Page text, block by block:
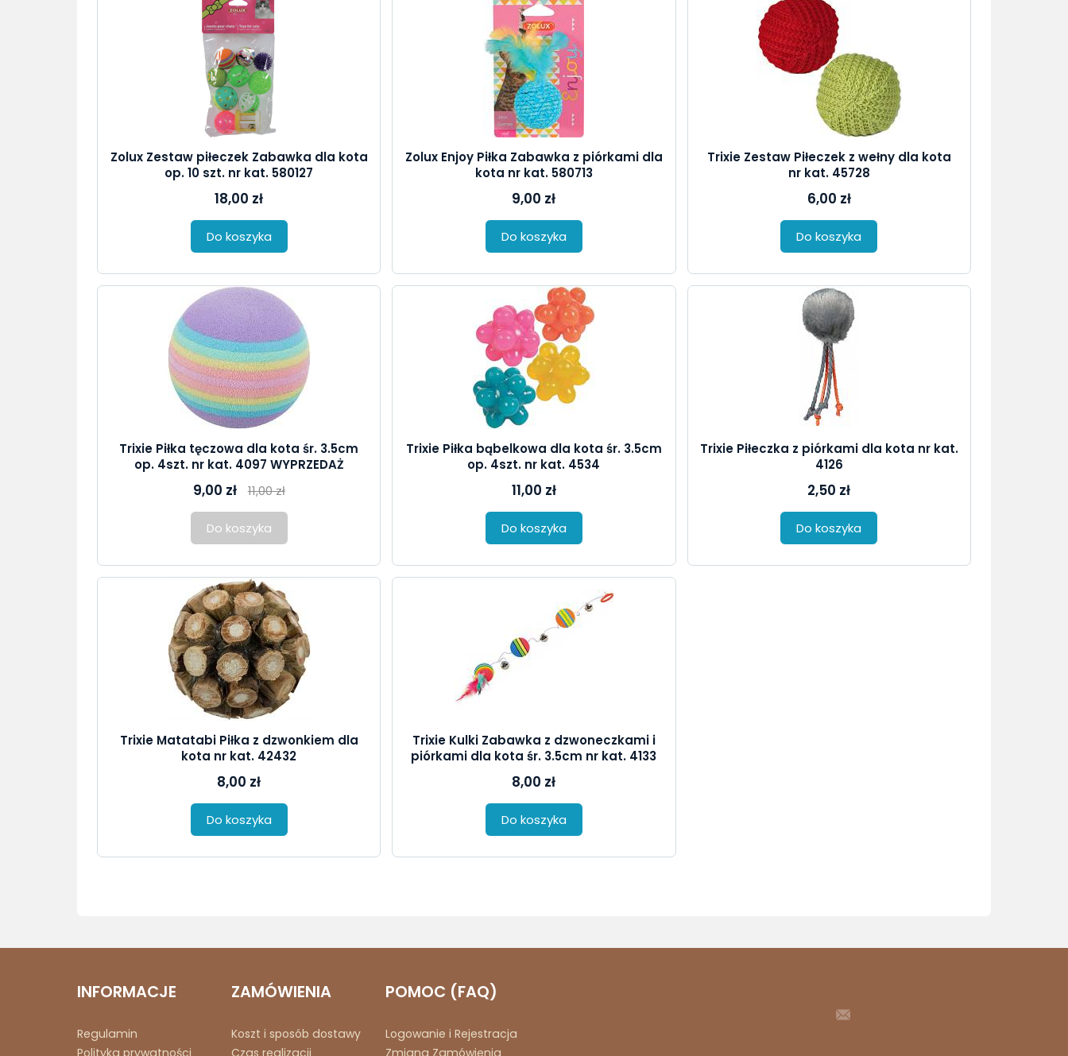
Zolux Zestaw piłeczek Zabawka dla kota
op. 10 szt. nr kat. 580127
18,00 zł
Do koszyka
Zolux Enjoy Piłka Zabawka z piórkami dla
kota nr kat. 580713
9,00 zł
Do koszyka
Trixie Zestaw Piłeczek z wełny dla kota
nr kat. 45728
6,00 zł
Do koszyka
Trixie Piłka tęczowa dla kota śr. 3.5cm
op. 4szt. nr kat. 4097 WYPRZEDAŻ
9,00 zł 11,00 zł
Do koszyka
Trixie Piłka bąbelkowa dla kota śr. 3.5cm
op. 4szt. nr kat. 4534
11,00 zł
Do koszyka
Trixie Piłeczka z piórkami dla kota nr kat.
4126
2,50 zł
Do koszyka
Trixie Matatabi Piłka z dzwonkiem dla
kota nr kat. 42432
8,00 zł
Do koszyka
Trixie Kulki Zabawka z dzwoneczkami i
piórkami dla kota śr. 3.5cm nr kat. 4133
8,00 zł
Do koszyka
INFORMACJE
Regulamin
Polityka prywatności
ZAMÓWIENIA
Koszt i sposób dostawy
Czas realizacji
POMOC (FAQ)
Logowanie i Rejestracja
Zmiana Zamówienia